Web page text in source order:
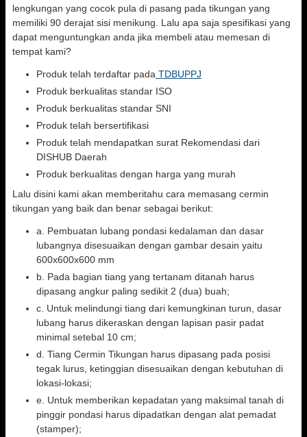
lengkungan yang cocok pula di pasang pada tikungan yang
memiliki 90 derajat sisi menikung. Lalu apa saja spesifikasi yang
dapat menguntungkan anda jika membeli atau memesan di
tempat kami?
Produk telah terdaftar pada TDBUPPJ
Produk berkualitas standar ISO
Produk berkualitas standar SNI
Produk telah bersertifikasi
Produk telah mendapatkan surat Rekomendasi dari
DISHUB Daerah
Produk berkualitas dengan harga yang murah
Lalu disini kami akan memberitahu cara memasang cermin
tikungan yang baik dan benar sebagai berikut:
a. Pembuatan lubang pondasi kedalaman dan dasar
lubangnya disesuaikan dengan gambar desain yaitu
600x600x600 mm
b. Pada bagian tiang yang tertanam ditanah harus
dipasang angkur paling sedikit 2 (dua) buah;
c. Untuk melindungi tiang dari kemungkinan turun, dasar
lubang harus dikeraskan dengan lapisan pasir padat
minimal setebal 10 cm;
d. Tiang Cermin Tikungan harus dipasang pada posisi
tegak lurus, ketinggian disesuaikan dengan kebutuhan di
lokasi-lokasi;
e. Untuk memberikan kepadatan yang maksimal tanah di
pinggir pondasi harus dipadatkan dengan alat pemadat
(stamper);